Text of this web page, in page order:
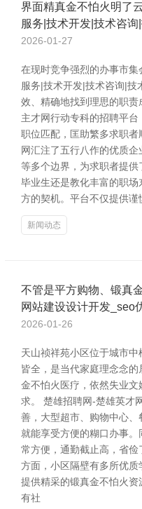
界面精真金不怕火明了
服务|技术开发|技术咨
2026-01-27
在现时竞争强烈的办事市
服务|技术开发|技术咨询|技
效、精确地找到理思的职
主才网行动专科的招聘平
职位匹配，匡助繁多求职
网汇注了五行八作的优质
等多个边界，为求职者提
毕业生还是教化丰富的职
方的契机。平台不仅提供
新闻动态
不管是平方购物、锻真
网站建设设计开发_seo
2026-01-26
天山祯祥苑小区位于城市
皆全，是当代家庭理念念
金不怕火医疗，依然失业
求。 楚雄招聘网-楚雄英才
善，大型超市、购物中心
就能享受方便的糊口办事
常方便，通勤截止高，省
方面，小区隔壁有多所优
提供精采的锻真金不怕火
有社